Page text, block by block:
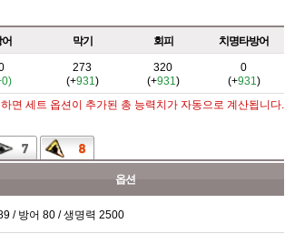
막기 회피 치명타방어
273
(+931)
320
(+931)
0
(+931)
면 세트 옵션이 추가된 총 능력치가 자동으로 계산됩니다.
옵션
/ 방어 80 / 생명력 2500